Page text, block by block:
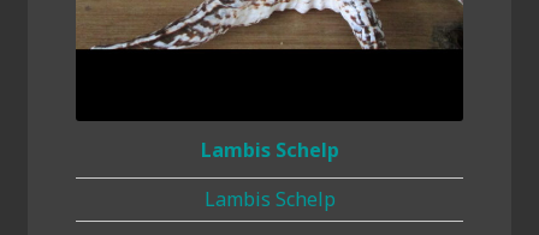
Lambis Schelp
Lambis Schelp